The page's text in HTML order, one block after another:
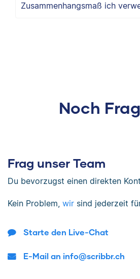
Zusammenhangsmaß ich
Noch
Frag unser Team
Du bevorzugst einen direkten
Kein Problem, wir sind jederzeit
Starte den Live-Chat
E-Mail an info@scribbr.ch